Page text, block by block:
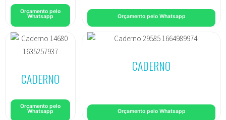
Orçamento pelo
Whatsapp Orçamento pelo Whatsapp
CADERNO
Orçamento pelo
Whatsapp
CADERNO
Orçamento pelo Whatsapp